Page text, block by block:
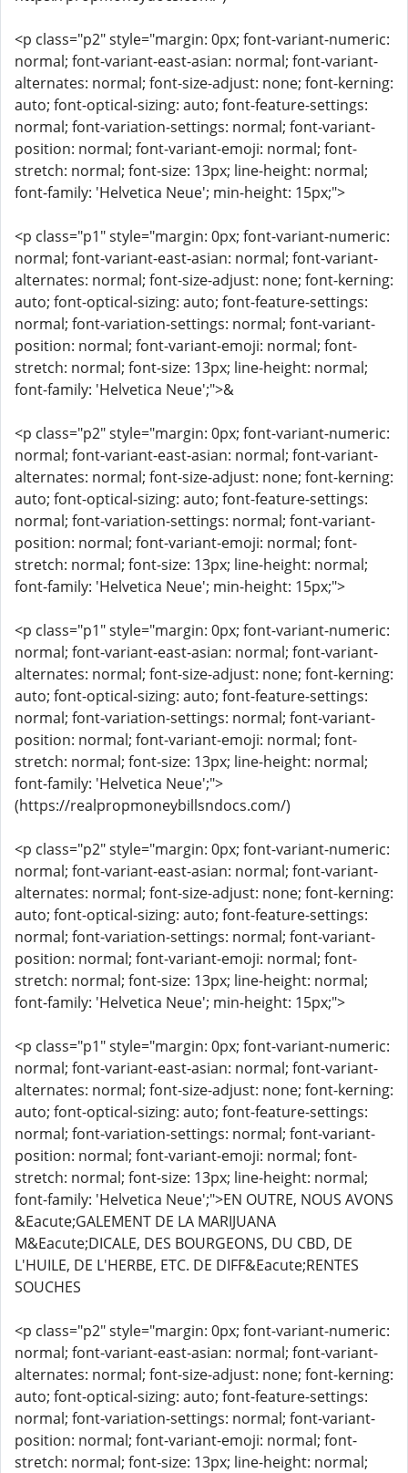
<p class="p2" style="margin: 0px; font-variant-numeric:
normal; font-variant-east-asian: normal; font-variant-
alternates: normal; font-size-adjust: none; font-kerning:
auto; font-optical-sizing: auto; font-feature-settings:
normal; font-variation-settings: normal; font-variant-
position: normal; font-variant-emoji: normal; font-
stretch: normal; font-size: 13px; line-height: normal;
font-family: 'Helvetica Neue'; min-height: 15px;">
<p class="p1" style="margin: 0px; font-variant-numeric:
normal; font-variant-east-asian: normal; font-variant-
alternates: normal; font-size-adjust: none; font-kerning:
auto; font-optical-sizing: auto; font-feature-settings:
normal; font-variation-settings: normal; font-variant-
position: normal; font-variant-emoji: normal; font-
stretch: normal; font-size: 13px; line-height: normal;
font-family: 'Helvetica Neue';">&
<p class="p2" style="margin: 0px; font-variant-numeric:
normal; font-variant-east-asian: normal; font-variant-
alternates: normal; font-size-adjust: none; font-kerning:
auto; font-optical-sizing: auto; font-feature-settings:
normal; font-variation-settings: normal; font-variant-
position: normal; font-variant-emoji: normal; font-
stretch: normal; font-size: 13px; line-height: normal;
font-family: 'Helvetica Neue'; min-height: 15px;">
<p class="p1" style="margin: 0px; font-variant-numeric:
normal; font-variant-east-asian: normal; font-variant-
alternates: normal; font-size-adjust: none; font-kerning:
auto; font-optical-sizing: auto; font-feature-settings:
normal; font-variation-settings: normal; font-variant-
position: normal; font-variant-emoji: normal; font-
stretch: normal; font-size: 13px; line-height: normal;
font-family: 'Helvetica Neue';">
(https://realpropmoneybillsndocs.com/)
<p class="p2" style="margin: 0px; font-variant-numeric:
normal; font-variant-east-asian: normal; font-variant-
alternates: normal; font-size-adjust: none; font-kerning:
auto; font-optical-sizing: auto; font-feature-settings:
normal; font-variation-settings: normal; font-variant-
position: normal; font-variant-emoji: normal; font-
stretch: normal; font-size: 13px; line-height: normal;
font-family: 'Helvetica Neue'; min-height: 15px;">
<p class="p1" style="margin: 0px; font-variant-numeric:
normal; font-variant-east-asian: normal; font-variant-
alternates: normal; font-size-adjust: none; font-kerning:
auto; font-optical-sizing: auto; font-feature-settings:
normal; font-variation-settings: normal; font-variant-
position: normal; font-variant-emoji: normal; font-
stretch: normal; font-size: 13px; line-height: normal;
font-family: 'Helvetica Neue';">EN OUTRE, NOUS AVONS
&Eacute;GALEMENT DE LA MARIJUANA
M&Eacute;DICALE, DES BOURGEONS, DU CBD, DE
L'HUILE, DE L'HERBE, ETC. DE DIFF&Eacute;RENTES
SOUCHES
<p class="p2" style="margin: 0px; font-variant-numeric:
normal; font-variant-east-asian: normal; font-variant-
alternates: normal; font-size-adjust: none; font-kerning:
auto; font-optical-sizing: auto; font-feature-settings:
normal; font-variation-settings: normal; font-variant-
position: normal; font-variant-emoji: normal; font-
stretch: normal; font-size: 13px; line-height: normal;